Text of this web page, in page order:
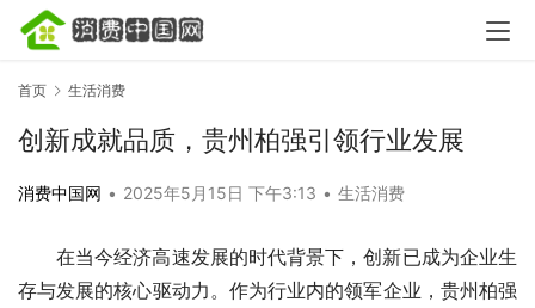
首页 生活消费
创新成就品质，贵州柏强引领行业发展
消费中国网 • 2025年5月15日 下午3:13 • 生活消费
在当今经济高速发展的时代背景下，创新已成为企业生
存与发展的核心驱动力。作为行业内的领军企业，贵州柏强